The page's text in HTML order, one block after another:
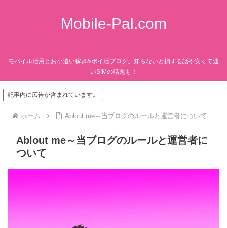
Mobile-Pal.com
モバイル活用とお小遣い稼ぎ&ポイ活ブログ。知らないと損する話や安くて速
いSIMの話題も！
記事内に広告が含まれています。
ホーム Ablout me～当ブログのルールと運営者について
Ablout me～当ブログのルールと運営者に
ついて